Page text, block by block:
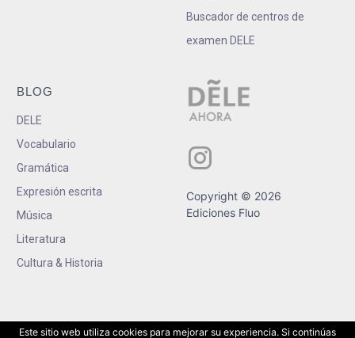
Buscador de centros de
examen DELE
BLOG
DELE
Vocabulario
Gramática
Expresión escrita
Música
Literatura
Cultura & Historia
Copyright © 2026
Ediciones Fluo
Este sitio web utiliza cookies para mejorar su experiencia. Si continúas